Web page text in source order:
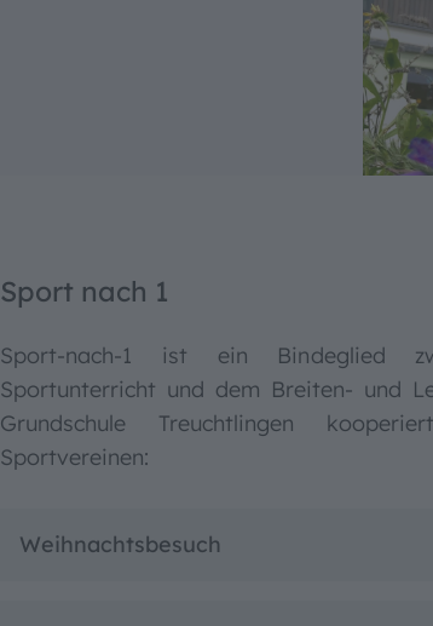
Sport nach 1
Sport-nach-1 ist ein Bindeglied
Sportunterricht und dem Breiten- und
Grundschule Treuchtlingen
Sportvereinen:
Weihnachtsbesuch